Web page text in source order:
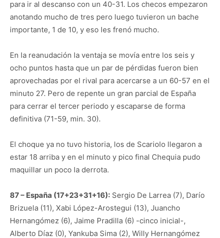
para ir al descanso con un 40-31. Los checos empezaron
anotando mucho de tres pero luego tuvieron un bache
importante, 1 de 10, y eso les frenó mucho.
En la reanudación la ventaja se movía entre los seis y
ocho puntos hasta que un par de pérdidas fueron bien
aprovechadas por el rival para acercarse a un 60-57 en el
minuto 27. Pero de repente un gran parcial de España
para cerrar el tercer periodo y escaparse de forma
definitiva (71-59, min. 30).
El choque ya no tuvo historia, los de Scariolo llegaron a
estar 18 arriba y en el minuto y pico final Chequia pudo
maquillar un poco la derrota.
87 – España (17+23+31+16): Sergio De Larrea (7), Darío
Brizuela (11), Xabi López-Arostegui (13), Juancho
Hernangómez (6), Jaime Pradilla (6) -cinco inicial-,
Alberto Díaz (0), Yankuba Sima (2), Willy Hernangómez